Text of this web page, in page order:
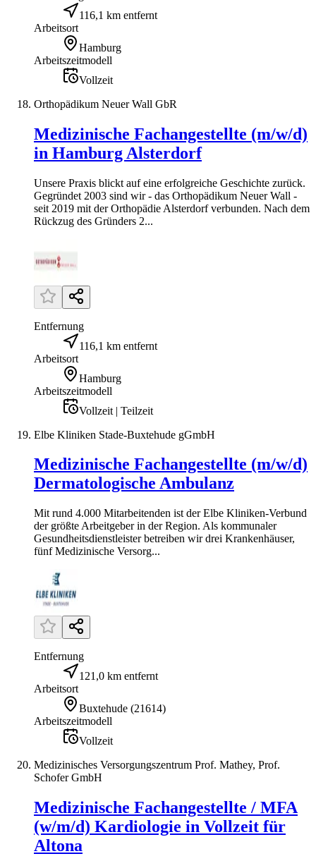
116,1 km entfernt
Arbeitsort
Hamburg
Arbeitszeitmodell
Vollzeit
Orthopädikum Neuer Wall GbR
Medizinische Fachangestellte (m/w/d)
in Hamburg Alsterdorf
Unsere Praxis blickt auf eine erfolgreiche Geschichte zurück.
Gegründet 2003 sind wir - das Orthopädikum Neuer Wall -
seit 2019 mit der Orthopädie Alsterdorf verbunden. Nach dem
Rückzug des Gründers 2...
Entfernung
116,1 km entfernt
Arbeitsort
Hamburg
Arbeitszeitmodell
Vollzeit | Teilzeit
Elbe Kliniken Stade-Buxtehude gGmbH
Medizinische Fachangestellte (m/w/d)
Dermatologische Ambulanz
Mit rund 4.000 Mitarbeitenden ist der Elbe Kliniken-Verbund
der größte Arbeitgeber in der Region. Als kommunaler
Gesundheitsdienstleister betreiben wir drei Krankenhäuser,
fünf Medizinische Versorg...
Entfernung
121,0 km entfernt
Arbeitsort
Buxtehude (21614)
Arbeitszeitmodell
Vollzeit
Medizinisches Versorgungszentrum Prof. Mathey, Prof.
Schofer GmbH
Medizinische Fachangestellte / MFA
(w/m/d) Kardiologie in Vollzeit für
Altona